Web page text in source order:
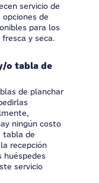
servicio de
de
para los
y seca.
o tabla de
de planchar
ningún costo
tabla de
recepción
huéspedes
servicio